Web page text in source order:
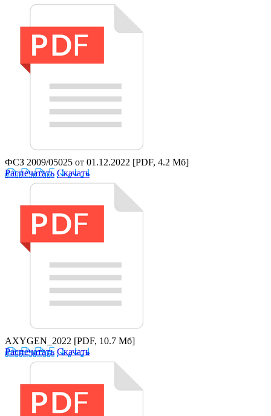
ФСЗ 2009/05025 от 01.12.2022 [PDF, 4.2 Мб]
Распечатать Скачать
AXYGEN_2022 [PDF, 10.7 Мб]
Распечатать Скачать